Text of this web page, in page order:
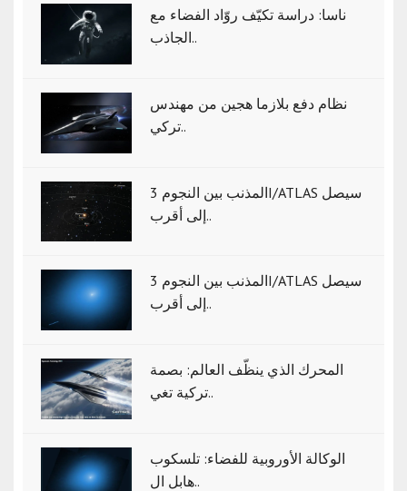
ناسا: دراسة تكيّف روّاد الفضاء مع
الجاذب..
نظام دفع بلازما هجين من مهندس
تركي..
المذنب بين النجوم 3I/ATLAS سيصل
إلى أقرب..
المذنب بين النجوم 3I/ATLAS سيصل
إلى أقرب..
المحرك الذي ينظّف العالم: بصمة
تركية تغي..
الوكالة الأوروبية للفضاء: تلسكوب
هابل ال..